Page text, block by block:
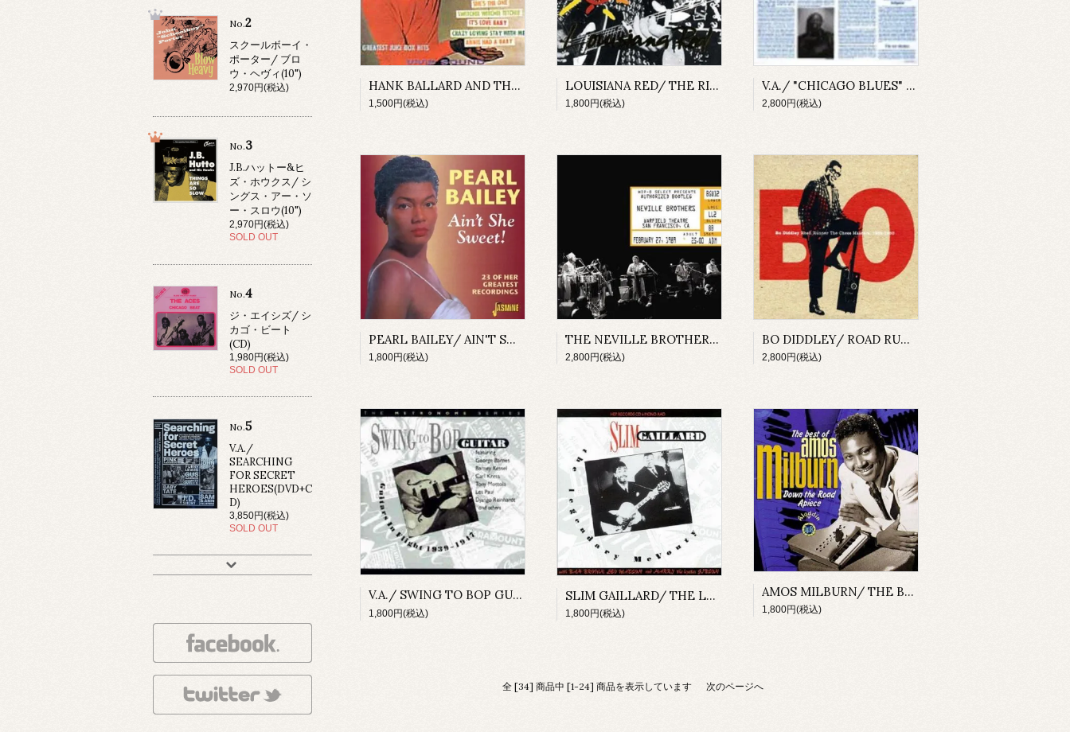
HANK BALLARD AND THE MIDNIGHTERS/ THEIR GREATEST HITS
1,500円(税込)
LOUISIANA RED/ THE RISING SUN COLLECTION
1,800円(税込)
V.A./ "CHICAGO BLUES" 1935-1942(2CD)
2,800円(税込)
PEARL BAILEY/ AIN'T SHE SWEET!
1,800円(税込)
THE NEVILLE BROTHERS/ AUTHRIZED BOOTLEG WARFIELD THEATRE, SANFRANCISCO,CA,FEBRUARY 27,1989(2CD)
2,800円(税込)
BO DIDDLEY/ ROAD RUNNER THE CHESS MASTERS, 1959-1960(2CD)
2,800円(税込)
V.A./ SWING TO BOP GUITAR GUITAR IN FLIGHT 1939～1947
1,800円(税込)
SLIM GAILLARD/ THE LEGENDARY MCVOUTY
1,800円(税込)
AMOS MILBURN/ THE BEST OF AMOS MILBURN- DOWN THE ROAD APIECE
1,800円(税込)
全 [34] 商品中 [1-24] 商品を表示しています 次のページへ
No.2
スクールボーイ・
ポーター/ ブロ
ウ・ヘヴィ(10")
2,970円(税込)
No.3
J.B.ハットー&ヒ
ズ・ホウクス/ シ
ングス・アー・ソ
ー・スロウ(10")
2,970円(税込)
SOLD OUT
No.4
ジ・エイシズ/ シ
カゴ・ビート
(CD)
1,980円(税込)
SOLD OUT
No.5
V.A./
SEARCHING
FOR SECRET
HEROES(DVD+C
D)
3,850円(税込)
SOLD OUT